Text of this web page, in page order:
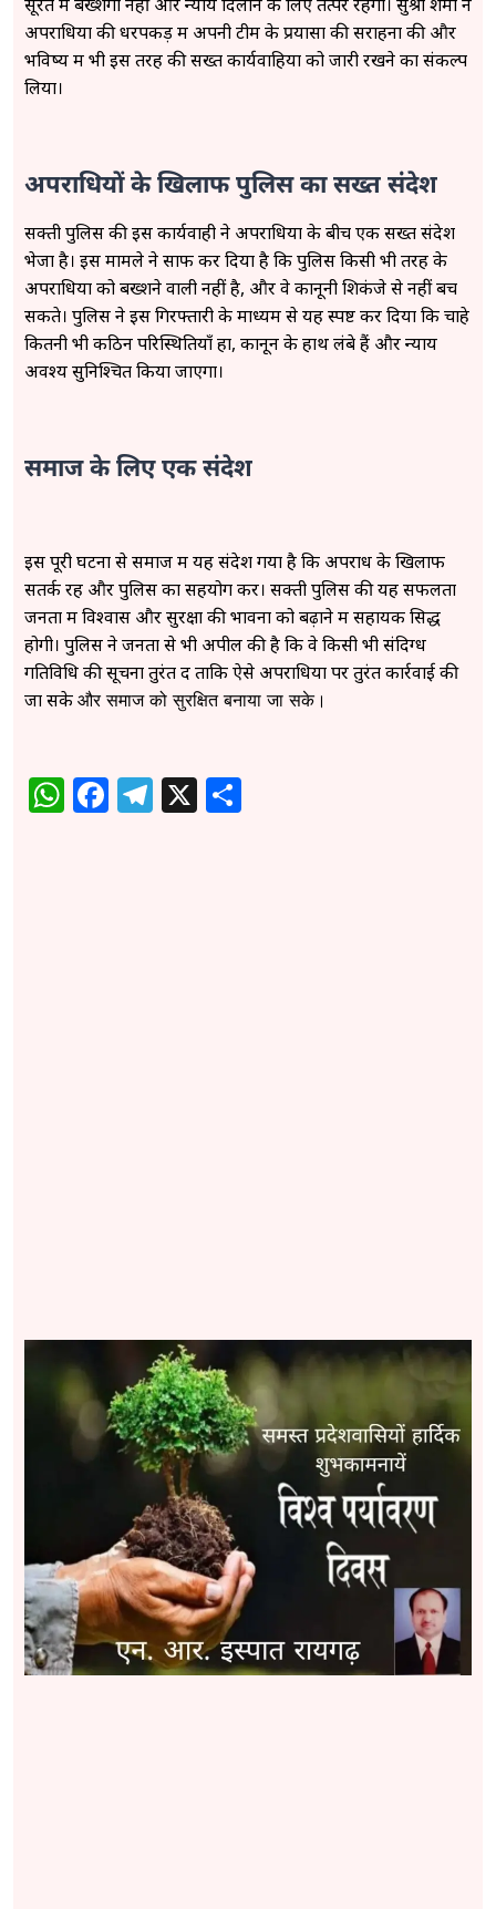
अपराधियों की धरपकड़ में अपनी टीम के प्रयासों की सराहना की और
भविष्य में भी इस तरह की सख्त कार्यवाहियों को जारी रखने का संकल्प
लिया।
अपराधियों के खिलाफ पुलिस का सख्त संदेश
सक्ती पुलिस की इस कार्यवाही ने अपराधियों के बीच एक सख्त संदेश
भेजा है। इस मामले ने साफ कर दिया है कि पुलिस किसी भी तरह के
अपराधियों को बख्शने वाली नहीं है, और वे कानूनी शिकंजे से नहीं बच
सकते। पुलिस ने इस गिरफ्तारी के माध्यम से यह स्पष्ट कर दिया कि चाहे
कितनी भी कठिन परिस्थितियाँ हों, कानून के हाथ लंबे हैं और न्याय
अवश्य सुनिश्चित किया जाएगा।
समाज के लिए एक संदेश
इस पूरी घटना से समाज में यह संदेश गया है कि अपराध के खिलाफ
सतर्क रहें और पुलिस का सहयोग करें। सक्ती पुलिस की यह सफलता
जनता में विश्वास और सुरक्षा की भावना को बढ़ाने में सहायक सिद्ध
होगी। पुलिस ने जनता से भी अपील की है कि वे किसी भी संदिग्ध
गतिविधि की सूचना तुरंत दें ताकि ऐसे अपराधियों पर तुरंत कार्रवाई की
जा सके और समाज को सुरक्षित बनाया जा सके।
WhatsApp
Facebook
Telegram
X